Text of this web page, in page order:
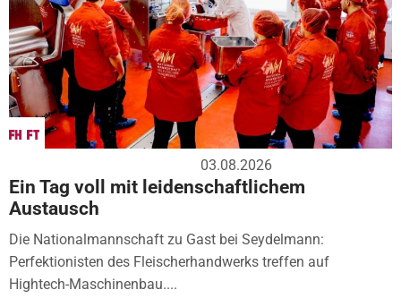
03.08.2026
Ein Tag voll mit leidenschaftlichem
Austausch
Die Nationalmannschaft zu Gast bei Seydelmann:
Perfektionisten des Fleischerhandwerks treffen auf
Hightech-Maschinenbau....